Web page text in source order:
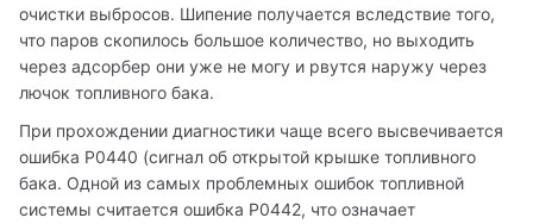
очистки выбросов. Шипение получается вследствие того,
что паров скопилось большое количество, но выходить
через адсорбер они уже не могу и рвутся наружу через
лючок топливного бака.
При прохождении диагностики чаще всего высвечивается
ошибка Р0440 (сигнал об открытой крышке топливного
бака. Одной из самых проблемных ошибок топливной
системы считается ошибка Р0442, что означает